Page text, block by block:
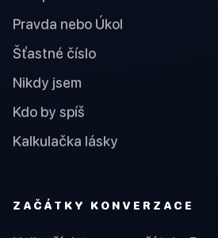
Pravda nebo Úkol
Šťastné číslo
Nikdy jsem
Kdo by spíš
Kalkulačka lásky
ZAČÁTKY KONVERZACE